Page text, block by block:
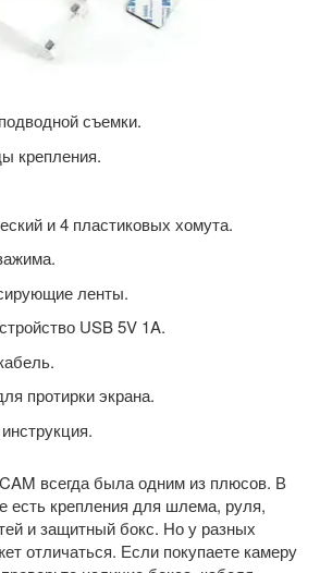
съемки.
крепления.
и 4 пластиковых хомута.
ленты.
USB 5V 1A.
протирки экрана.
всегда была одним из плюсов. В
есть крепления для шлема, руля,
и защитный бокс. Но у разных
отличаться. Если покупаете камеру